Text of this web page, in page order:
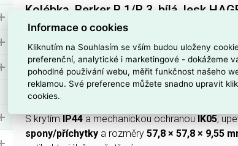
Kolébka, Berker R.1/R.3, bílá, lesk
Kolébka Berker R.1/R.3
3250610091456) je určena protlačítko/spínač.
Vyrobena ztermoplastu (plast)s povrchem
bez halogenůa bez povrchové úpravy.
S krytím IP44 a mechanickou ochranou IK05,
spony/příchytky a rozměry 57,8 × 57,8 × 9,55
Informace o cookies
Kliknutím na Souhlasím se vším budou uloženy
preferenční, analytické i marketingové - dokážeme
pohodlné používání webu, měřit funkčnost našeho
reklamou. Své preference můžete snadno upravit
cookies.